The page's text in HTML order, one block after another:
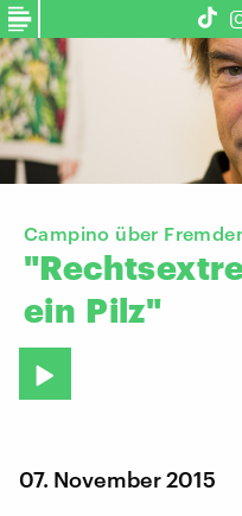
Campino über
ein Pilz"
07. November 2015